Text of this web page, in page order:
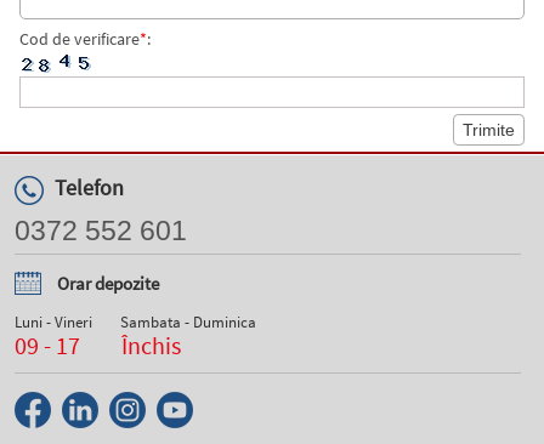
Cod de verificare*:
Telefon
0372 552 601
Orar depozite
Luni - Vineri
09 - 17
Sambata - Duminica
Închis